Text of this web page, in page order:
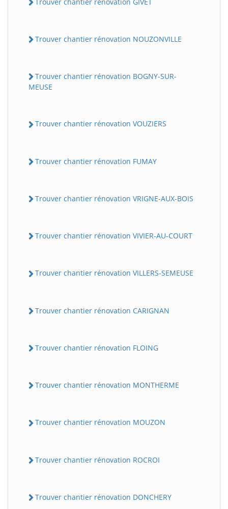
Trouver chantier rénovation NOUZONVILLE
Trouver chantier rénovation BOGNY-SUR-
MEUSE
Trouver chantier rénovation VOUZIERS
Trouver chantier rénovation FUMAY
Trouver chantier rénovation VRIGNE-AUX-BOIS
Trouver chantier rénovation VIVIER-AU-COURT
Trouver chantier rénovation VILLERS-SEMEUSE
Trouver chantier rénovation CARIGNAN
Trouver chantier rénovation FLOING
Trouver chantier rénovation MONTHERME
Trouver chantier rénovation MOUZON
Trouver chantier rénovation ROCROI
Trouver chantier rénovation DONCHERY